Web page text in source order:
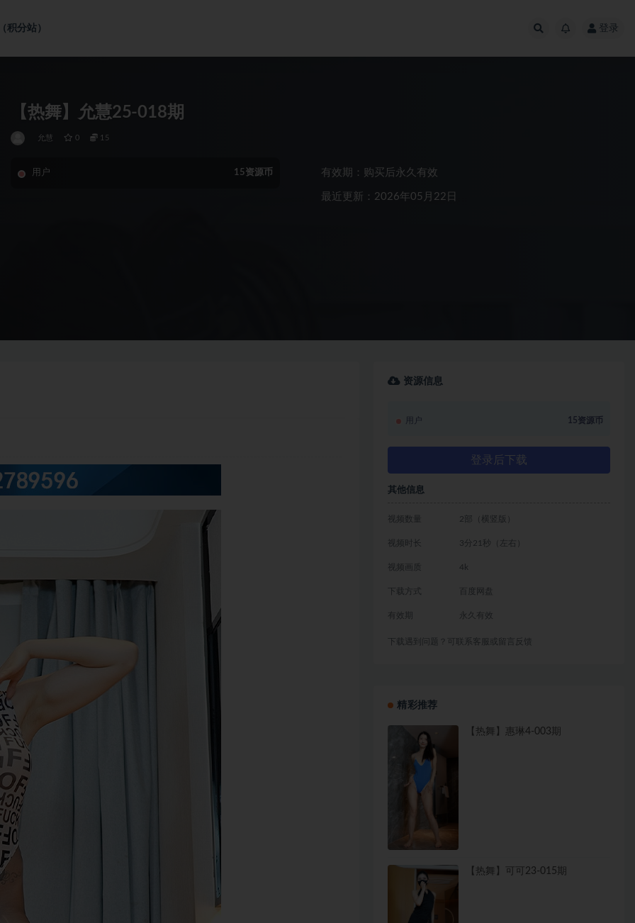
积分站） 登录
【热舞】允慧25-018期
允慧 0 15
用户 15资源币 有效期：购买后永久有效
最近更新：2026年05月22日
资源信息
用户 15资源币
登录后下载
其他信息
视频数量 2部（横竖版）
视频时长 3分21秒（左右）
视频画质 4k
下载方式 百度网盘
有效期 永久有效
下载遇到问题？可联系客服或留言反馈
精彩推荐
【热舞】惠琳4-003期
【热舞】可可23-015期